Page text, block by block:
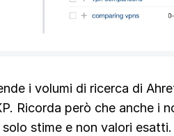
i volumi di ricerca di
Ricorda però che anche i
stime e non valori esatti.